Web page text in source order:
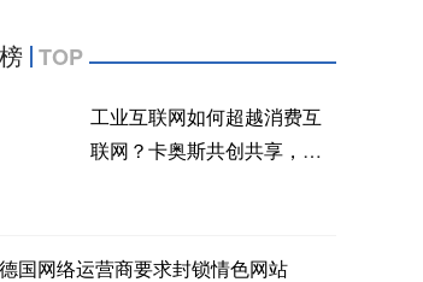
TOP
工业互联网如何超越消费互
联网？卡奥斯共创共享，构
德国网络运营商要求封锁情色网站